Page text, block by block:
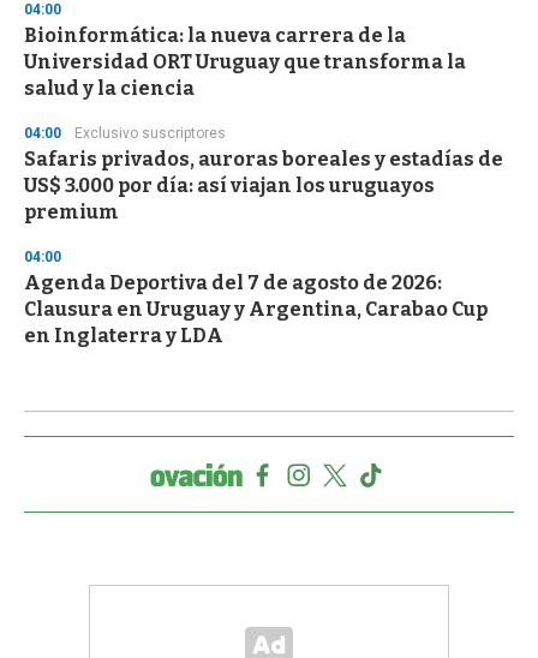
04:00
Bioinformática: la nueva carrera de la
Universidad ORT Uruguay que transforma la
salud y la ciencia
04:00 Exclusivo suscriptores
Safaris privados, auroras boreales y estadías de
US$ 3.000 por día: así viajan los uruguayos
premium
04:00
Agenda Deportiva del 7 de agosto de 2026:
Clausura en Uruguay y Argentina, Carabao Cup
en Inglaterra y LDA